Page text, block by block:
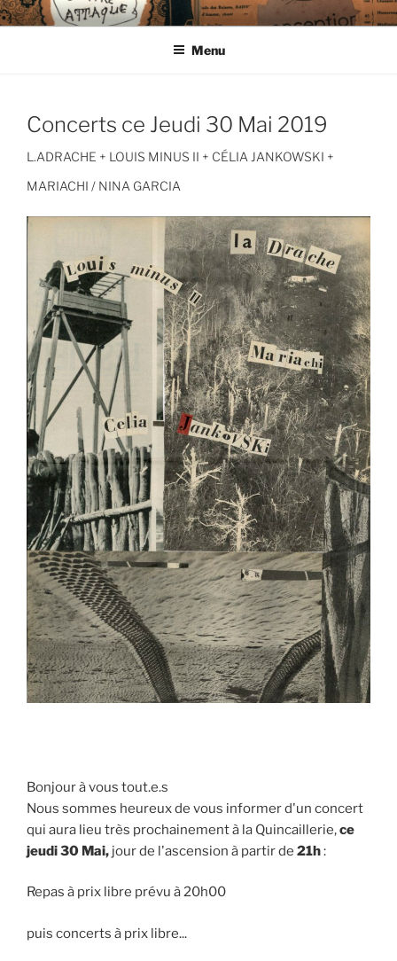
Aller
au
CIE LES ENDIMANCHÉS
Menu
Concerts ce Jeudi 30 Mai 2019
L.ADRACHE + LOUIS MINUS II + CÉLIA JANKOWSKI +
MARIACHI / NINA GARCIA
Bonjour à vous tout.e.s
Nous sommes heureux de vous informer d'un concert
qui aura lieu très prochainement à la Quincaillerie,ce
jeudi 30 Mai, jour de l'ascension à partir de 21h:
Repas à prix libre prévu à 20h00
puis concerts à prix libre...